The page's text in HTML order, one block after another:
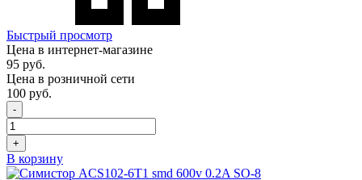
Быстрый просмотр
Цена в интернет-магазине
95 руб.
Цена в розничной сети
100 руб.
-
+
В корзину